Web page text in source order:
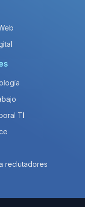
TI
reclutadores